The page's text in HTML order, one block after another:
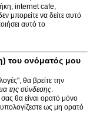
internet cafe,
μπορείτε να δείτε αυτό
αυτό το
του ονόματός μου
θα βρείτε την
της σύνδεσης.
θα είναι ορατό μόνο
ως μη ορατό